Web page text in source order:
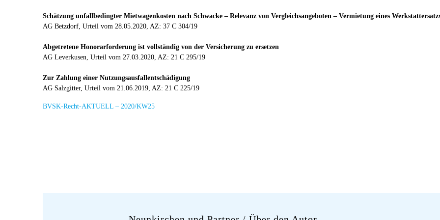
Schätzung unfallbedingter Mietwagenkosten nach Schwacke – Relevanz von Vergleichsangeboten – Vermietung eines
AG Betzdorf, Urteil vom 28.05.2020, AZ: 37 C 304/19
Abgetretene Honorarforderung ist vollständig von der Versicherung zu ersetzen
AG Leverkusen, Urteil vom 27.03.2020, AZ: 21 C 295/19
Zur Zahlung einer Nutzungsausfallentschädigung
AG Salzgitter, Urteil vom 21.06.2019, AZ: 21 C 225/19
BVSK-Recht-AKTUELL – 2020/KW25